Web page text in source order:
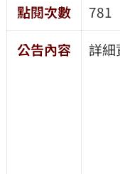
點閱次數
781
公告內容
詳細